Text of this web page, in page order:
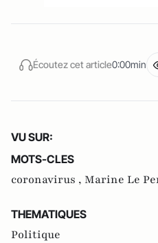
Écoutez cet article0:00min
VU SUR:
MOTS-CLES
coronavirus , Marine Le
THEMATIQUES
Politique